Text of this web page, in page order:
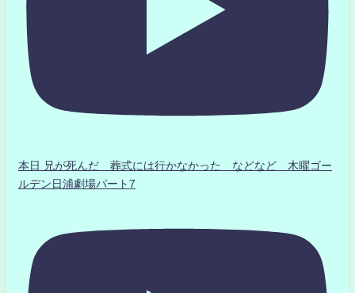
本日 兄が死んだ 葬式には行かなかった などなど 木曜ゴー
ルデン日浦劇場パート7